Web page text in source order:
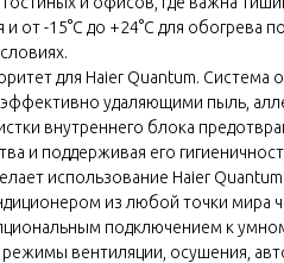
и от -15°C до +24°C для
для Haier Quantum.
удаляющими пыль,
внутреннего блока
и поддерживая его
использование Haier
из любой точки мира
подключением к
режимы вентиляции, осушения,